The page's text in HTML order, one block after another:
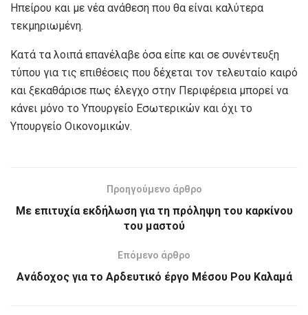
Ηπείρου και με νέα ανάθεση που θα είναι καλύτερα
τεκμηριωμένη.
Κατά τα λοιπά επανέλαβε όσα είπε και σε συνέντευξη
τύπου για τις επιθέσεις που δέχεται τον τελευταίο καιρό
και ξεκαθάρισε πως έλεγχο στην Περιφέρεια μπορεί να
κάνει μόνο το Υπουργείο Εσωτερικών και όχι το
Υπουργείο Οικονομικών.
Προηγούμενο άρθρο
Με επιτυχία εκδήλωση για τη πρόληψη του καρκίνου
του μαστού
Επόμενο άρθρο
Ανάδοχος για το Αρδευτικό έργο Μέσου Ρου Καλαμά